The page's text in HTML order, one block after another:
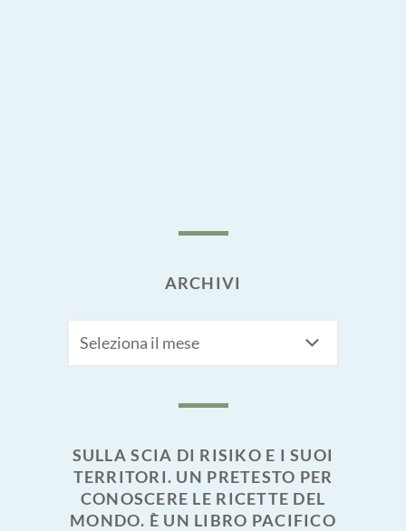
ARCHIVI
SULLA SCIA DI RISIKO E I SUOI
TERRITORI. UN PRETESTO PER
CONOSCERE LE RICETTE DEL
MONDO. È UN LIBRO PACIFICO